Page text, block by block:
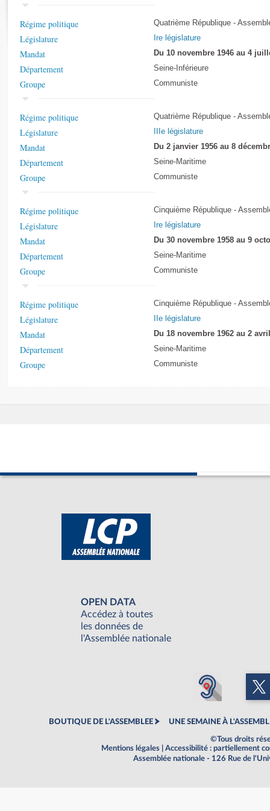
Régime politique Quatrième République -
Législature Ire législature
Mandat Du 10 novembre 1946 au 4
Département Seine-Inférieure
Groupe Communiste
Régime politique Quatrième République -
Législature IIIe législature
Mandat Du 2 janvier 1956 au 8
Département Seine-Maritime
Groupe Communiste
Régime politique Cinquième République -
Législature Ire législature
Mandat Du 30 novembre 1958 au 9
Département Seine-Maritime
Groupe Communiste
Régime politique Cinquième République -
Législature IIe législature
Mandat Du 18 novembre 1962 au 2
Département Seine-Maritime
Groupe Communiste
OPEN DATA
Accédez à toutes
les données de
l'Assemblée nationale
BOUTIQUE DE L'ASSEMBLEE UNE SEMAINE À
©Tous droits
Mentions légales
Accessibilité : partiellement
Assemblée nationale - 126 Rue de